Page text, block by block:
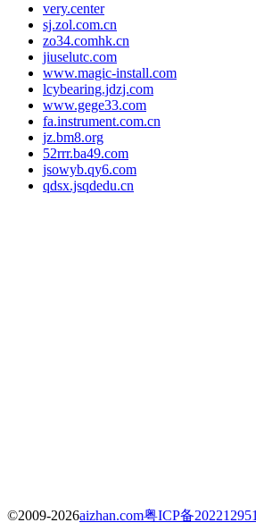
very.center
sj.zol.com.cn
zo34.comhk.cn
jiuselutc.com
www.magic-install.com
lcybearing.jdzj.com
www.gege33.com
fa.instrument.com.cn
jz.bm8.org
52rrr.ba49.com
jsowyb.qy6.com
qdsx.jsqdedu.cn
©2009-2026aizhan.com粤ICP备